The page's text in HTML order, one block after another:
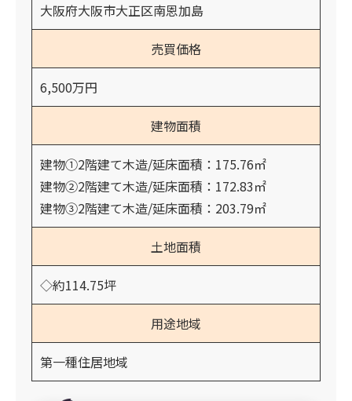
大阪府大阪市大正区南恩加島
売買価格
6,500万円
建物面積
建物①2階建て木造/延床面積：175.76㎡
建物②2階建て木造/延床面積：172.83㎡
建物③2階建て木造/延床面積：203.79㎡
土地面積
◇約114.75坪
用途地域
第一種住居地域